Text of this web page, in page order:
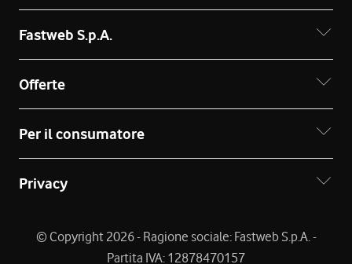
Fastweb S.p.A.
Offerte
Per il consumatore
Privacy
© Copyright 2026 - Ragione sociale: Fastweb S.p.A. -
Partita IVA: 12878470157